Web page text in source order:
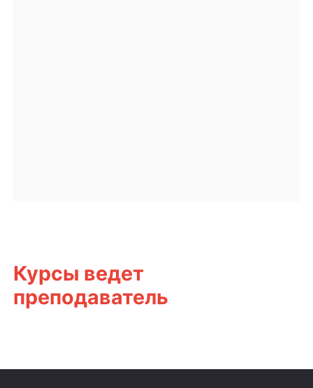
Курсы ведет
преподаватель